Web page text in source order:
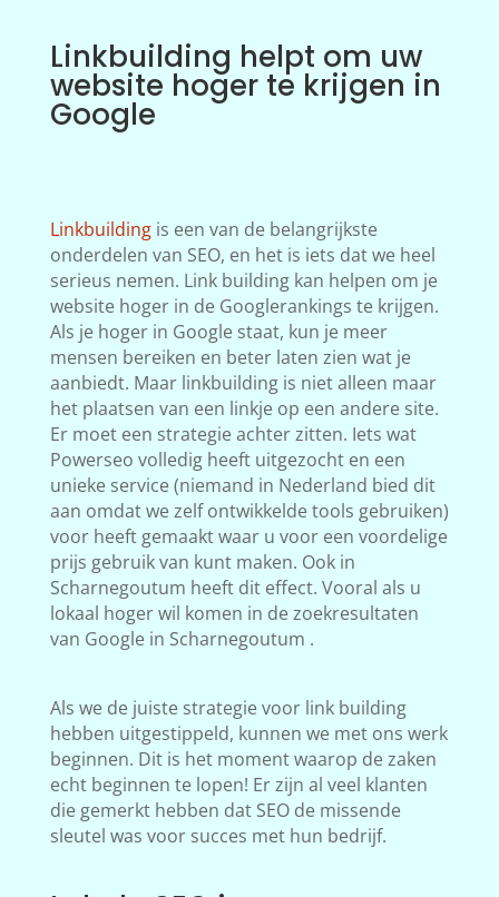
Linkbuilding helpt om uw
website hoger te krijgen in
Google
Linkbuildingis een van de belangrijkste
onderdelen van SEO, en het is iets dat we heel
serieus nemen. Link building kan helpen om je
website hoger in de Googlerankings te krijgen.
Als je hoger in Google staat, kun je meer
mensen bereiken en beter laten zien wat je
aanbiedt. Maar linkbuilding is niet alleen maar
het plaatsen van een linkje op een andere site.
Er moet een strategie achter zitten. Iets wat
Powerseo volledig heeft uitgezocht en een
unieke service (niemand in Nederland bied dit
aan omdat we zelf ontwikkelde tools gebruiken)
voor heeft gemaakt waar u voor een voordelige
prijs gebruik van kunt maken. Ook in
Scharnegoutum heeft dit effect. Vooral als u
lokaal hoger wil komen in de zoekresultaten
van Google in Scharnegoutum .
Als we de juiste strategie voor link building
hebben uitgestippeld, kunnen we met ons werk
beginnen. Dit is het moment waarop de zaken
echt beginnen te lopen! Er zijn al veel klanten
die gemerkt hebben dat SEO de missende
sleutel was voor succes met hun bedrijf.